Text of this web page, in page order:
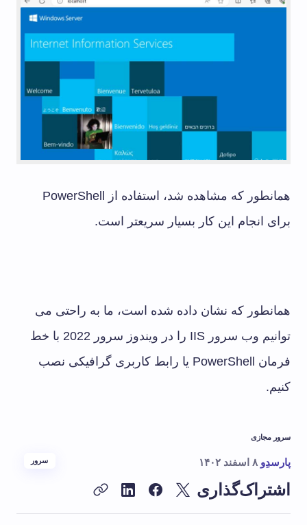
همانطور که مشاهده شد، استفاده از PowerShell
برای انجام این کار بسیار سریعتر است.
همانطور که نشان داده شده است، ما به راحتی می
توانیم وب سرور IIS را در ویندوز سرور 2022 با خط
فرمان PowerShell یا رابط کاربری گرافیکی نصب
کنیم.
سرور مجازی
پارسدِو ۸ اسفند ۱۴۰۲ سرور
اشتراک‌گذاری